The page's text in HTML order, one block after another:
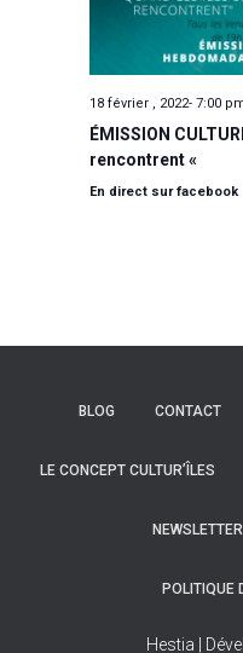
18 février , 2022- 7:00
ÉMISSION
rencontrent «
En direct sur facebook
BLOG CONTACT
LE CONCEPT CULTUR’ÎLES
NEWSLETTER
POLITIQUE
Hestia |